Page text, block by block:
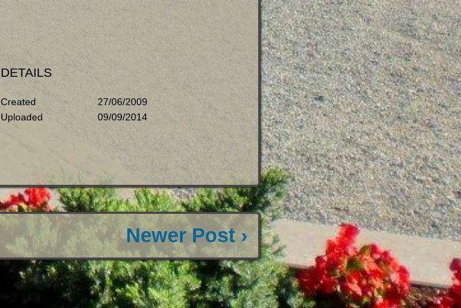
DETAILS
Created
27/06/2009
Uploaded
09/09/2014
Newer Post ›